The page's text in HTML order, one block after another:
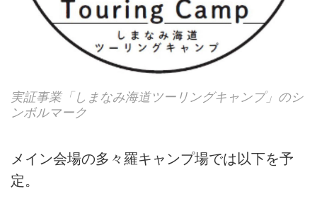
実証事業「しまなみ海道ツーリングキャンプ」のシ
ンボルマーク
メイン会場の多々羅キャンプ場では以下を予
定。